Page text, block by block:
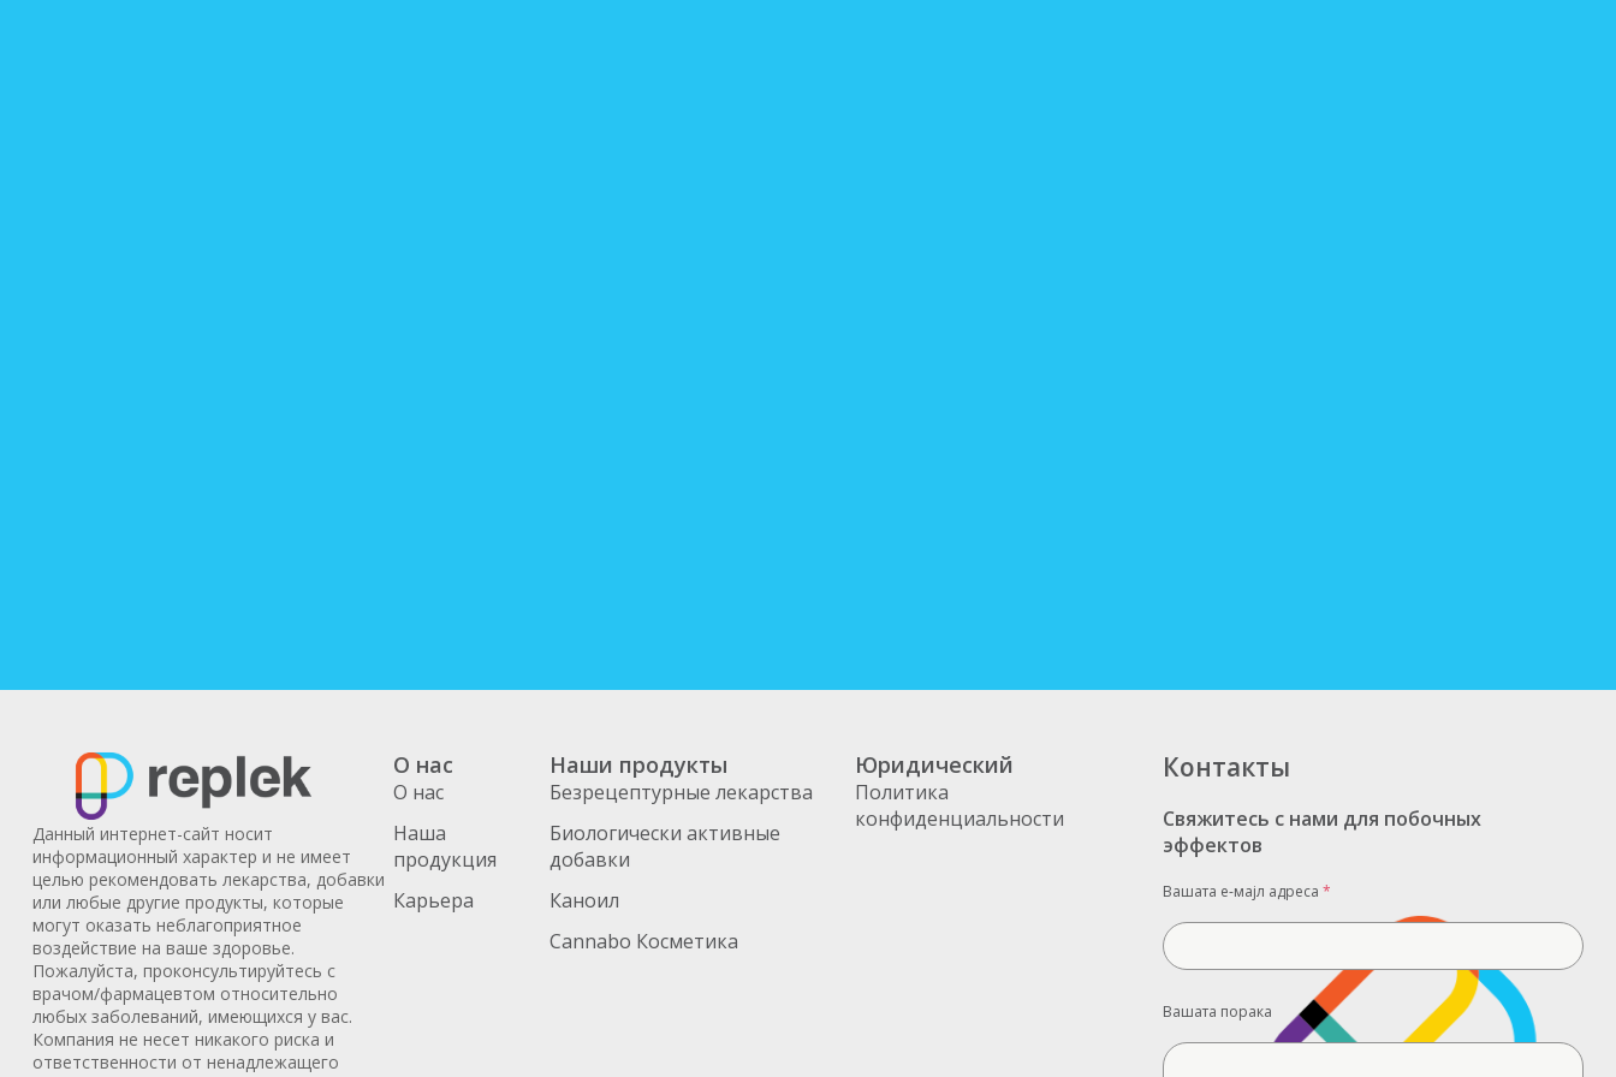
Данный интернет-сайт носит
информационный характер и не имеет
целью рекомендовать лекарства, добавки
или любые другие продукты, которые
могут оказать неблагоприятное
воздействие на ваше здоровье.
Пожалуйста, проконсультируйтесь с
врачом/фармацевтом относительно
любых заболеваний, имеющихся у вас.
Компания не несет никакого риска и
ответственности от ненадлежащего
О нас
О нас
Наша
продукция
Карьера
Наши продукты
Безрецептурные лекарства
Биологически активные
добавки
Каноил
Cannabo Косметика
Юридический
Политика
конфиденциальности
Контакты
Свяжитесь с нами для побочных
эффектов
Вашата е-мајл адреса*
Вашата порака